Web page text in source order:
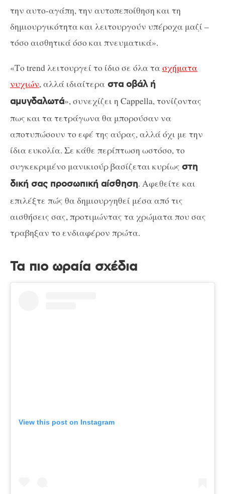
την αυτο-αγάπη, την αυτοπεποίθηση και τη
δημιουργικότητα και λειτουργούν υπέροχα μαζί –
τόσο αισθητικά όσο και πνευματικά».
«Το trend λειτουργεί το ίδιο σε όλα τασχήματα
νυχιών, αλλά ιδιαίτερα στα οβάλ ή
αμυγδαλωτά», συνεχίζει η Cappella, τονίζοντας
πως και τα τετράγωνα θα μπορούσαν να
αποτυπώσουν το εφέ της αύρας, αλλά όχι με την
ίδια ευκολία. Σε κάθε περίπτωση ωστόσο, το
συγκεκριμένο μανικιούρ βασίζεται κυρίως στη
δική σας προσωπική αίσθηση. Αφεθείτε και
επιλέξτε πώς θα δημιουργηθεί μέσα από τις
αισθήσεις σας, προτιμώντας τα χρώματα που σας
τραβηξαν το ενδιαφέρον πρώτα.
Τα πιο ωραία σχέδια
View this post on Instagram